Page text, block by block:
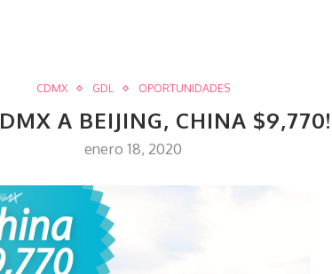
CDMX GDL OPORTUNIDADES
A BEIJING, CHINA
enero 18, 2020